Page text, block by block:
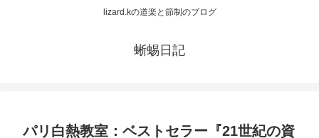
lizard.kの道楽と節制のブログ
蜥蜴日記
パリ白熱教室：ベストセラー『21世紀の資